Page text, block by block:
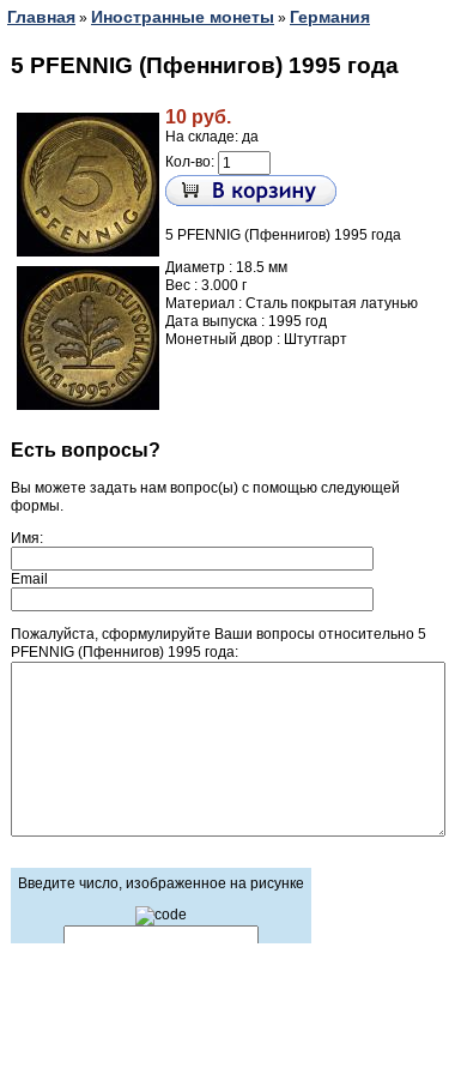
Главная » Иностранные монеты » Германия
5 PFENNIG (Пфеннигов) 1995 года
10 руб.
На складе: да
Кол-во:
5 PFENNIG (Пфеннигов) 1995 года
Диаметр : 18.5 мм
Вес : 3.000 г
Материал : Сталь покрытая латунью
Дата выпуска : 1995 год
Монетный двор : Штутгарт
Есть вопросы?
Вы можете задать нам вопрос(ы) с помощью следующей
формы.
Имя:
Email
Пожалуйста, сформулируйте Ваши вопросы относительно 5
PFENNIG (Пфеннигов) 1995 года:
Введите число, изображенное на рисунке